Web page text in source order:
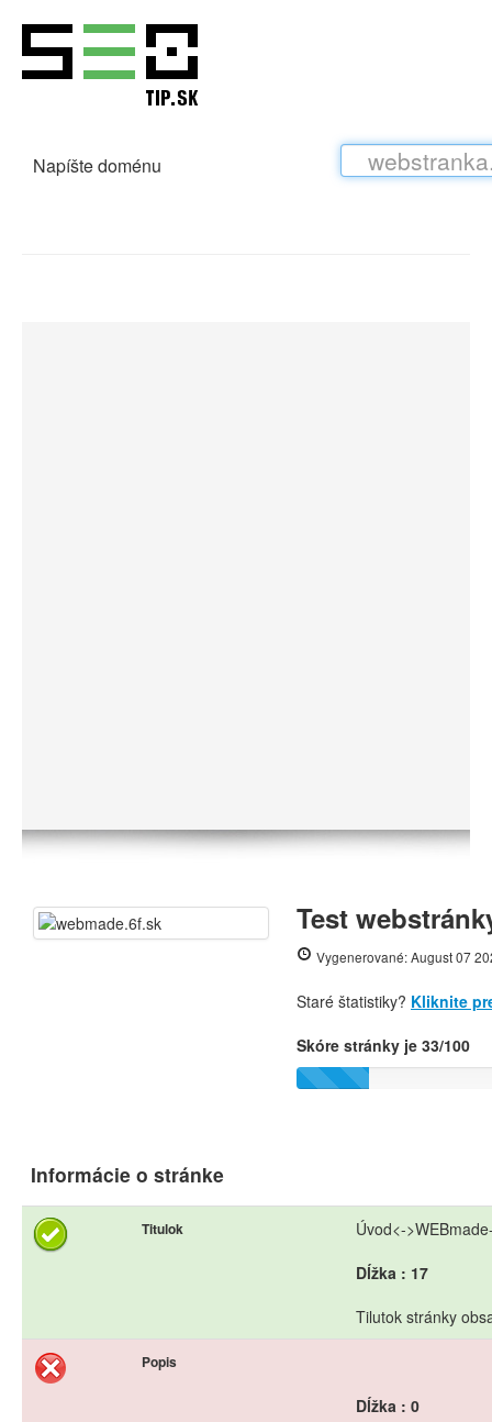
Napíšte doménu
Test
Vygenerované: August 07
Staré štatistiky? Kliknite
Skóre stránky je 33/100
Informácie o stránke
Titulok
Úvod<-
Dĺžka : 17
Tilutok stránky
Popis
Dĺžka : 0